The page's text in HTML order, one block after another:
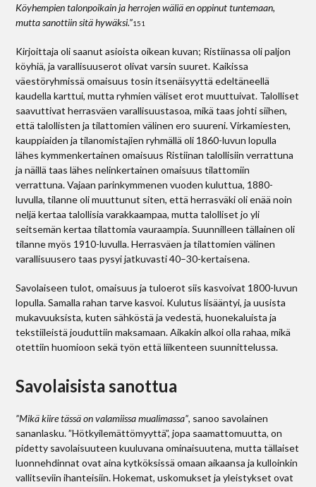
Köyhempien talonpoikain ja herrojen wäliä en oppinut tuntemaan,
mutta sanottiin sitä hywäksi.”151
Kirjoittaja oli saanut asioista oikean kuvan; Ristiinassa oli paljon
köyhiä, ja varallisuuserot olivat varsin suuret. Kaikissa
väestöryhmissä omaisuus tosin itsenäisyyttä edeltäneellä
kaudella karttui, mutta ryhmien väliset erot muuttuivat. Talolliset
saavuttivat herrasväen varallisuustasoa, mikä taas johti siihen,
että talollisten ja tilattomien välinen ero suureni. Virkamiesten,
kauppiaiden ja tilanomistajien ryhmällä oli 1860-luvun lopulla
lähes kymmenkertainen omaisuus Ristiinan talollisiin verrattuna
ja näillä taas lähes nelinkertainen omaisuus tilattomiin
verrattuna. Vajaan parinkymmenen vuoden kuluttua, 1880-
luvulla, tilanne oli muuttunut siten, että herrasväki oli enää noin
neljä kertaa talollisia varakkaampaa, mutta talolliset jo yli
seitsemän kertaa tilattomia vauraampia. Suunnilleen tällainen oli
tilanne myös 1910-luvulla. Herrasväen ja tilattomien välinen
varallisuusero taas pysyi jatkuvasti 40–30-kertaisena.
Savolaiseen tulot, omaisuus ja tuloerot siis kasvoivat 1800-luvun
lopulla. Samalla rahan tarve kasvoi. Kulutus lisääntyi, ja uusista
mukavuuksista, kuten sähköstä ja vedestä, huonekaluista ja
tekstiileistä jouduttiin maksamaan. Aikakin alkoi olla rahaa, mikä
otettiin huomioon sekä työn että liikenteen suunnittelussa.
Savolaisista sanottua
”Mikä kiire tässä on valamiissa mualimassa”, sanoo savolainen
sananlasku. ”Hötkyilemättömyyttä”, jopa saamattomuutta, on
pidetty savolaisuuteen kuuluvana ominaisuutena, mutta tällaiset
luonnehdinnat ovat aina kytköksissä omaan aikaansa ja kulloinkin
vallitseviin ihanteisiin. Hokemat, uskomukset ja yleistykset ovat